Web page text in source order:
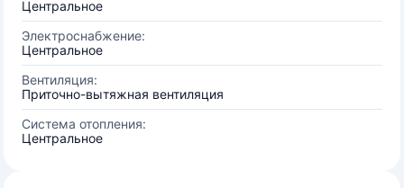
Центральное
Электроснабжение:
Центральное
Вентиляция:
Приточно-вытяжная вентиляция
Система отопления:
Центральное